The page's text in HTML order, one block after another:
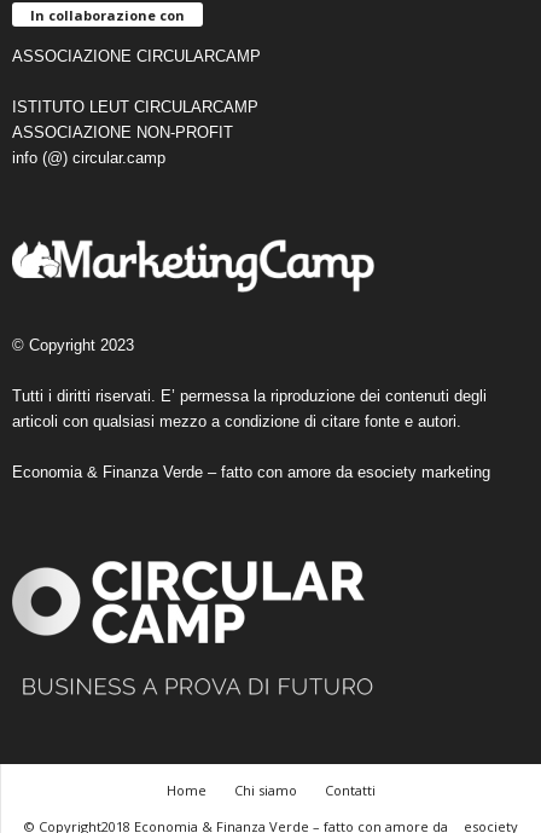
In collaborazione con
ASSOCIAZIONE CIRCULARCAMP
ISTITUTO LEUT CIRCULARCAMP
ASSOCIAZIONE NON-PROFIT
info (@) circular.camp
© Copyright 2023
Tutti i diritti riservati. E’ permessa la riproduzione dei contenuti degli
articoli con qualsiasi mezzo a condizione di citare fonte e autori.
Economia & Finanza Verde – fatto con amore da esociety marketing
Home Chi siamo
Contatti
© Copyright2018 Economia & Finanza Verde – fatto con amore da
esociety